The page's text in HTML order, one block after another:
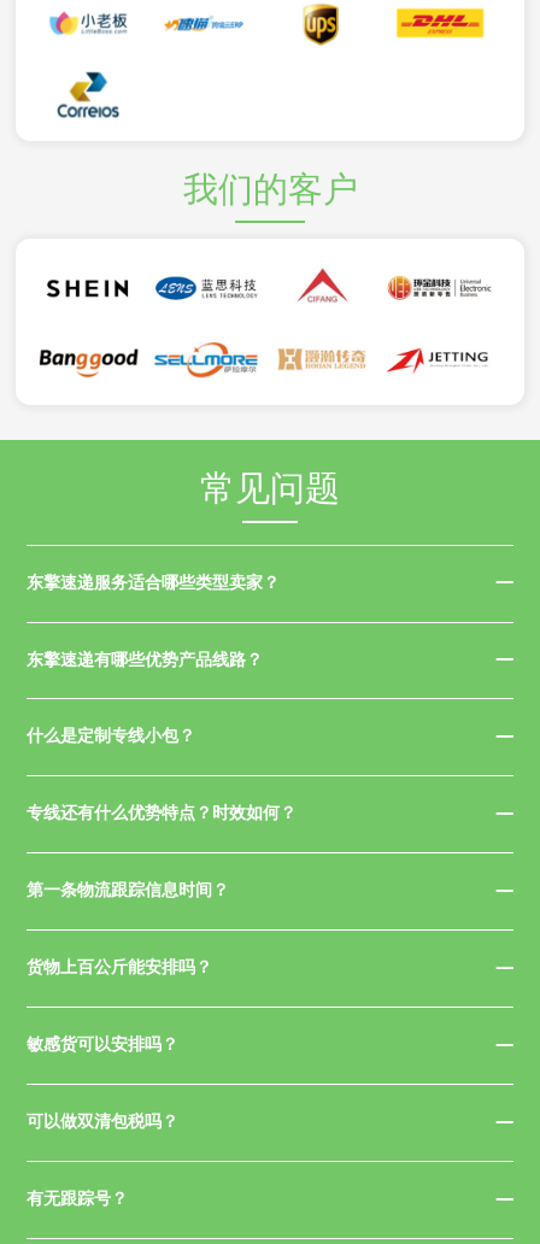
我们的客户
常见问题
东擎速递服务适合哪些类型卖家？
东擎速递有哪些优势产品线路？
什么是定制专线小包？
专线还有什么优势特点？时效如何？
第一条物流跟踪信息时间？
货物上百公斤能安排吗？
敏感货可以安排吗？
可以做双清包税吗？
有无跟踪号？